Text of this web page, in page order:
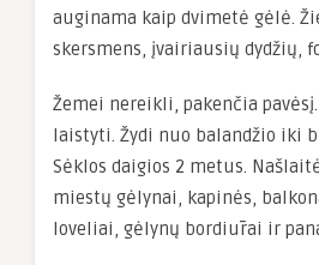
auginama kaip dvimetė gėlė.
skersmens, įvairiausių dydžių,
Žemei nereikli, pakenčia
laistyti. Žydi nuo balandžio iki
Sėklos daigios 2 metus.
miestų gėlynai, kapinės,
loveliai, gėlynų bordiūrai ir